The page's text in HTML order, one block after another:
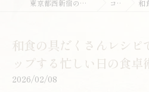
東京都西新宿の和食なら天ぷら 天秀 コラム 和食
和食の具だくさんレシピ
ップする忙しい日の食卓
2026/02/08